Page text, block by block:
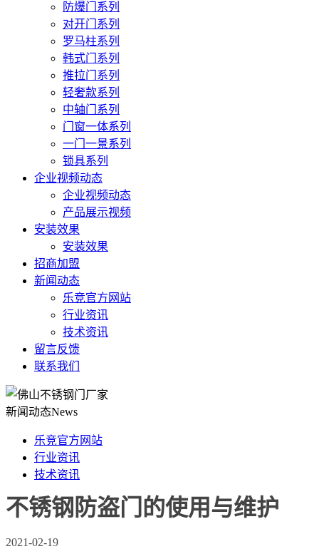
防爆门系列
对开门系列
罗马柱系列
韩式门系列
推拉门系列
轻奢款系列
中轴门系列
门窗一体系列
一门一景系列
锁具系列
企业视频动态
企业视频动态
产品展示视频
安装效果
安装效果
招商加盟
新闻动态
乐竞官方网站
行业资讯
技术资讯
留言反馈
联系我们
新闻动态News
乐竞官方网站
行业资讯
技术资讯
不锈钢防盗门的使用与维护
2021-02-19